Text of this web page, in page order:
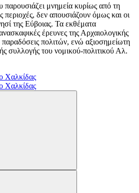
μνημεία κυρίως από τη
περιοχές, δεν απουσιάζουν όμως και οι
της Εύβοιας. Τα εκθέματα
έρευνες της Αρχαιολογικής
πολιτών, ενώ αξιοσημείωτη
συλλογής του νομικού-πολιτικού Αλ.